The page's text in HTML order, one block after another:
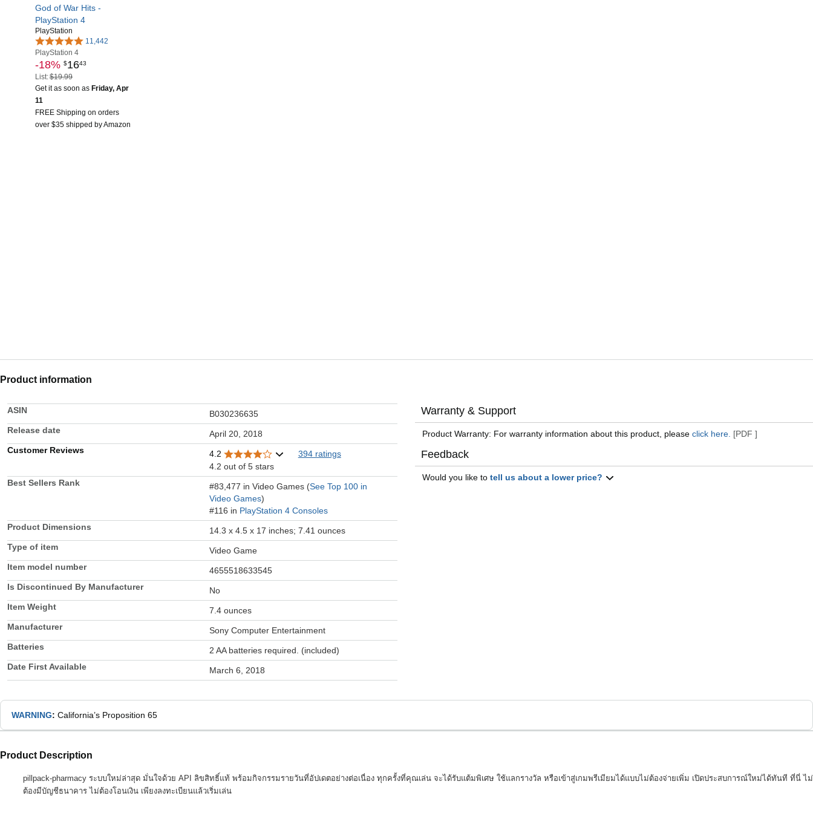
God of War Hits -
PlayStation 4
PlayStation
11,442
PlayStation 4
-18% $1643
List:$19.99
Get it as soon as Friday, Apr
11
FREE Shipping on orders
over $35 shipped by Amazon
Product information
ASIN
B030236635
Release date
April 20, 2018
Customer Reviews
4.2
394 ratings
4.2 out of 5 stars
Best Sellers Rank
#83,477 in Video Games (See Top 100 in
Video Games)
#116 in PlayStation 4 Consoles
Product Dimensions
14.3 x 4.5 x 17 inches; 7.41 ounces
Type of item
Video Game
Item model number
4655518633545
Is Discontinued By Manufacturer
No
Item Weight
7.4 ounces
Manufacturer
Sony Computer Entertainment
Batteries
2 AA batteries required. (included)
Date First Available
March 6, 2018
Warranty & Support
Product Warranty: For warranty information about this product, pleaseclick here. [PDF ]
Feedback
Would you like totell us about a lower price?
WARNING: California’s Proposition 65
Product Description
pillpack-pharmacy ระบบใหม่ล่าสุด มั่นใจด้วย API ลิขสิทธิ์แท้ พร้อมกิจกรรมรายวันที่อัปเดตอย่างต่อเนื่อง ทุกครั้งที่คุณเล่น จะได้รับแต้มพิเศษ ใช้แลกรางวัล หรือเข้าสู่เกมพรีเมียมได้แบบไม่ต้องจ่ายเพิ่ม เปิดประสบการณ์ใหม่ได้ทันที ที่นี่ ไม่
ต้องมีบัญชีธนาคาร ไม่ต้องโอนเงิน เพียงลงทะเบียนแล้วเริ่มเล่น